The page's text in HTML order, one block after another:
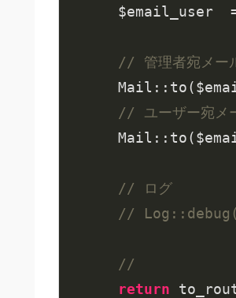
$email_user
// 管理者宛メー
// ユーザー宛メ
// ログ
//
//
return